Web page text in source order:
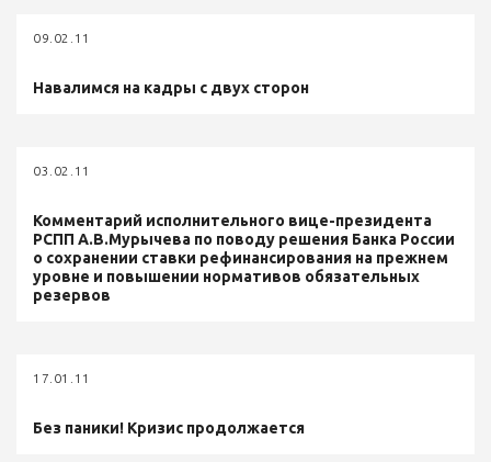
09.02.11
Навалимся на кадры с двух сторон
03.02.11
Комментарий исполнительного вице-президента
РСПП А.В.Мурычева по поводу решения Банка России
о сохранении ставки рефинансирования на прежнем
уровне и повышении нормативов обязательных
резервов
17.01.11
Без паники! Кризис продолжается